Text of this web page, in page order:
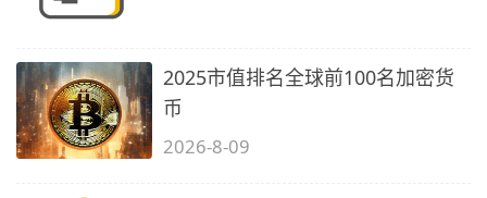
2025市值排名全球前100名加密货
币
2026-8-09